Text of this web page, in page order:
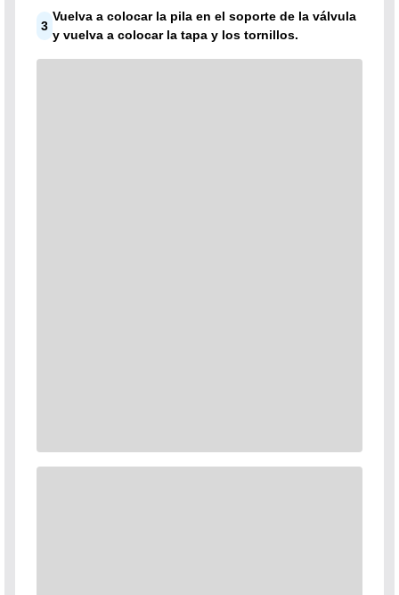
3
Vuelva a colocar la pila en el soporte de la válvula
y vuelva a colocar la tapa y los tornillos.